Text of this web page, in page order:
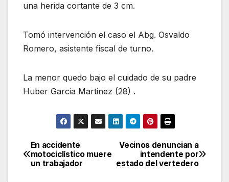
una herida cortante de 3 cm.
Tomó intervención el caso el Abg. Osvaldo
Romero, asistente fiscal de turno.
La menor quedo bajo el cuidado de su padre
Huber Garcia Martinez (28) .
Navegación
de
Vecinos denuncian a
intendente por
estado del vertedero
En accidente
motociclístico muere
un trabajador